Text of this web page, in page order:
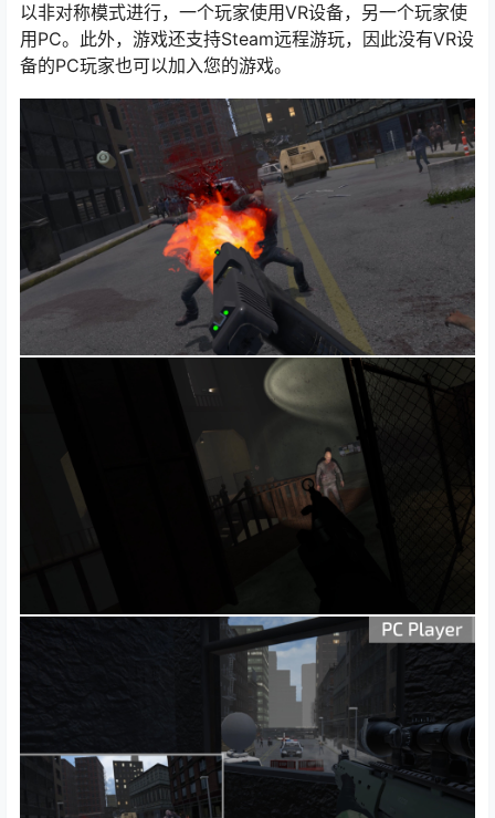
以非对称模式进行，一个玩家使用VR设备，另一个玩家使
用PC。此外，游戏还支持Steam远程游玩，因此没有VR设
备的PC玩家也可以加入您的游戏。